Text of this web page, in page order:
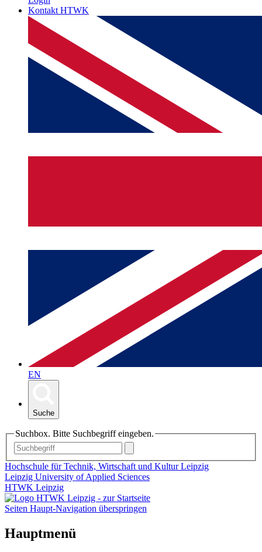
Kontakt HTWK
EN
Suche
Suchbox. Bitte Suchbegriff eingeben.
Hochschule für Technik, Wirtschaft und Kultur Leipzig
Leipzig University of Applied Sciences
HTWK Leipzig
Seiten Haupt-Navigation überspringen
Hauptmenü